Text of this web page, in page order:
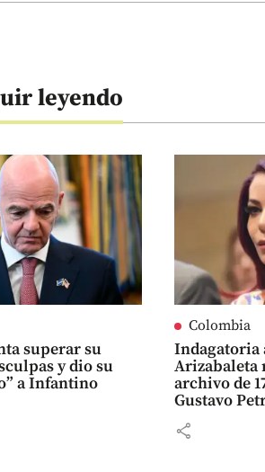
leyendo
superar su
y dio su
a Infantino
Colombia
Indagatoria
Arizabaleta
archivo de
Gustavo
share